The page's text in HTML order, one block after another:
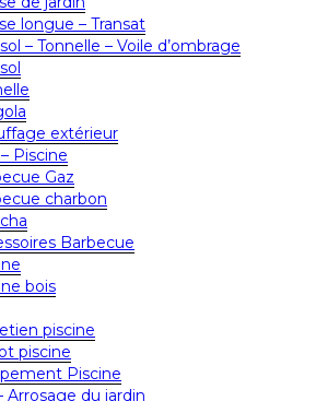
longue – Transat
– Tonnelle – Voile d’ombrage
extérieur
Piscine
Gaz
charbon
Barbecue
bois
piscine
piscine
Piscine
Arrosage du jardin